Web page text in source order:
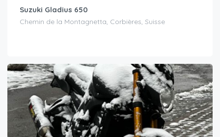
Suzuki Gladius 650
Chemin de la Montagnetta, Corbières, Suisse